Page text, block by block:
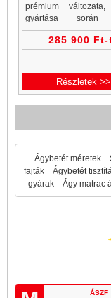
prémium változata,
gyártása során
mellőzték a
kiemelt285 900
Részletek
Ágybetét méretek
fajták
Ágybetét
gyárak
Ágy matrac
ÁSZF